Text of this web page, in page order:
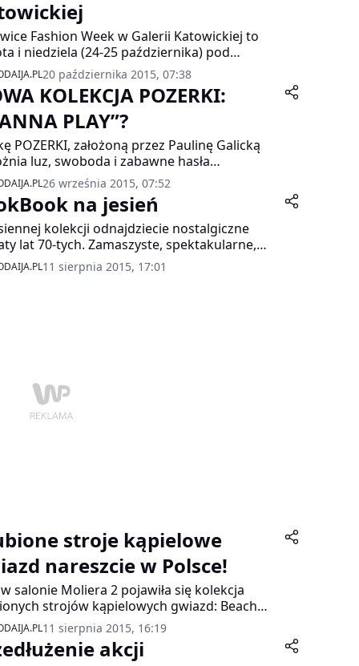
Fashion Week w Galerii Katowickiej to
i niedziela (24-25 października) pod
modelingu i mody z udziałem Joanny
oraz trwający do 31 października tydzień
z rabatami nawet do -70 procent oraz
na kartę podarunkową o wartości 100 zł
za minimum 350 zł.
20 października 2015, 07:38
KOLEKCJA POZERKI:
PLAY”?
POZERKI, założoną przez Paulinę Galicką
luz, swoboda i zabawne hasła
przez każdą z nas!). Motywem
najnowszej kolekcji jest
i elitarny sport – tenis. Cała kolekcja
została z myślą o kobietach ceniących
beztroskie życie.
26 września 2015, 07:52
na jesień
kolekcji odnajdziecie nostalgiczne
lat 70-tych. Zamaszyste, spektakularne,
koszule, noszone do zamszowych i
spódnic. Futrzane kamizelki oraz
11 sierpnia 2015, 17:01
stroje kąpielowe
nareszcie w Polsce!
salonie Moliera 2 pojawiła się kolekcja
strojów kąpielowych gwiazd: Beach
Do tej pory marka była niedostępna w
Debiut na Moliera 2 to wielka premiera!
11 sierpnia 2015, 16:19
akcji